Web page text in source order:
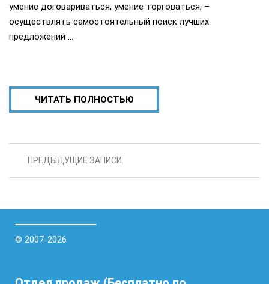
умение договариваться, умение торговаться; –
осуществлять самостоятельный поиск лучших
предложений …
ЧИТАТЬ ПОЛНОСТЬЮ
ПРЕДЫДУЩИЕ ЗАПИСИ
© 2007-2026